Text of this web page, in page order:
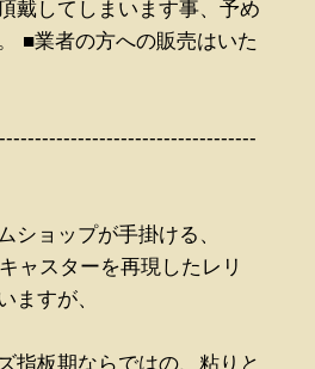
戴してしまいます事、予め
■業者の方への販売はいた
ショップが手掛ける、
ャスターを再現したレリ
ますが、
指板期ならではの、粘りと